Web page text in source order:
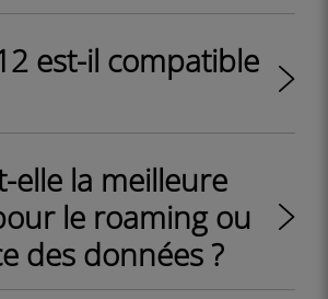
est-il compatible
elle la meilleure
le roaming ou
des données ?